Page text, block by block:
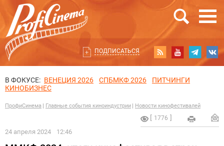
ПОДПИСАТЬСЯ
В ФОКУСЕ: ВЕНЕЦИЯ 2026 СПБМКФ 2026
ПИТЧИНГИ
КИНОБИЗНЕС
ПрофиСинема Главные события киноиндустрии Новости кинофестивалей
1776
24 апреля 2024 12:46